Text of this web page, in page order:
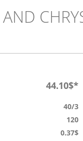
44.10$*
40/3
120
0.37$